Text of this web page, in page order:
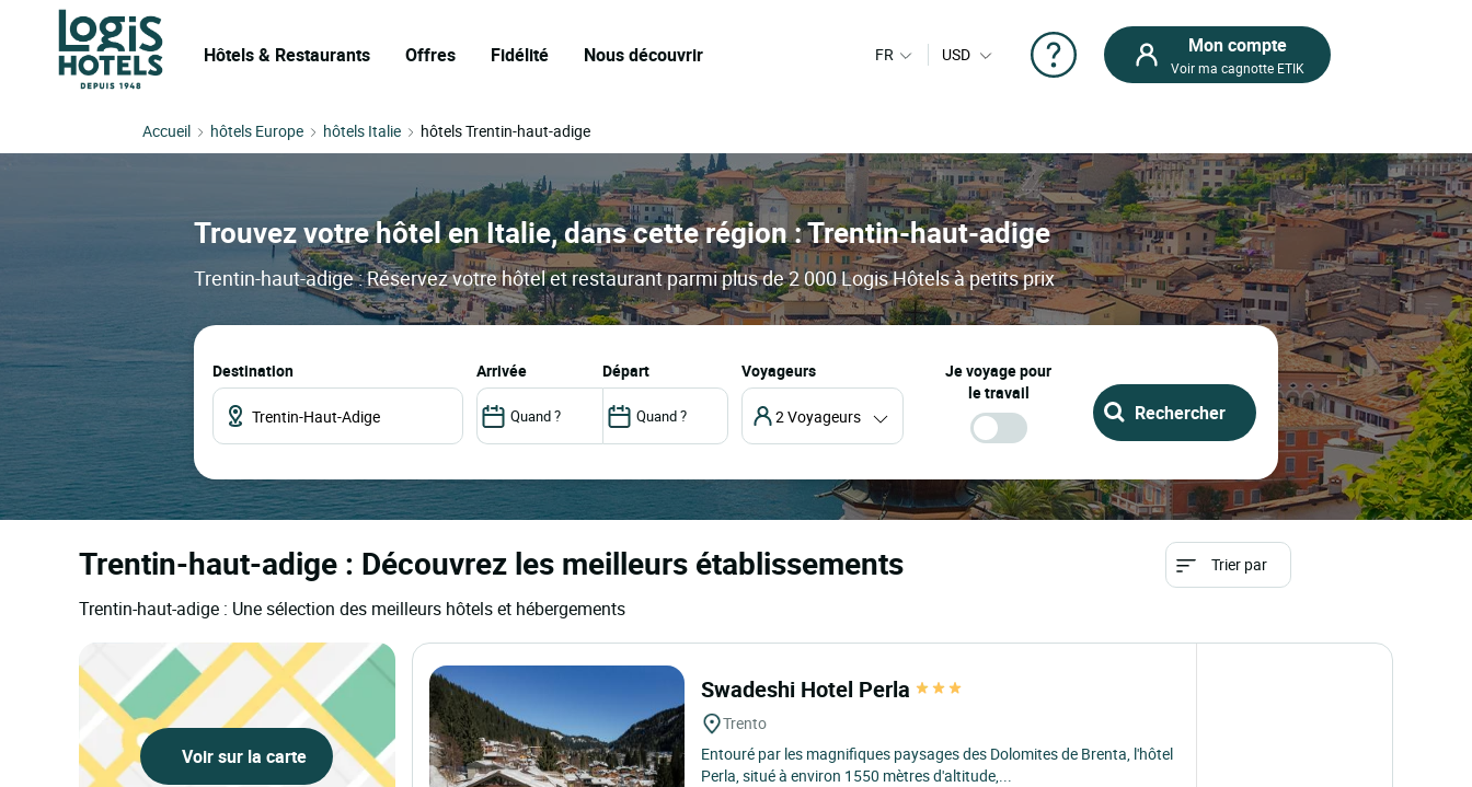
Hôtels & Restaurants Offres Fidélité Nous découvrir FR USD Mon compte
Voir ma cagnotte ETIK
Accueil hôtels Europe hôtels Italie hôtels Trentin-haut-adige
Trouvez votre hôtel en Italie, dans cette région : Trentin-haut-adige
Trentin-haut-adige : Réservez votre hôtel et restaurant parmi plus de 2 000 Logis Hôtels à petits prix
Destination arrivée départ Voyageurs
2 Voyageurs
Je voyage pour
le travail
Trentin-haut-adige : Découvrez les meilleurs établissements
Trentin-haut-adige : Une sélection des meilleurs hôtels et hébergements
Trier par
Voir sur la carte
Swadeshi Hotel Perla
Trento
Entouré par les magnifiques paysages des Dolomites de Brenta, l'hôtel
Perla, situé à environ 1550 mètres d'altitude,...